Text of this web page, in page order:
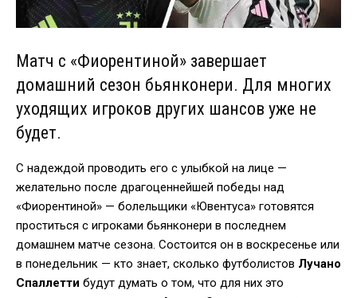
Матч с «Фиорентиной» завершает
домашний сезон бьянконери. Для многих
уходящих игроков других шансов уже не
будет.
С надеждой проводить его с улыбкой на лице —
желательно после драгоценнейшей победы над
«Фиорентиной» — болельщики «Ювентуса» готовятся
проститься с игроками бьянконери в последнем
домашнем матче сезона. Состоится он в воскресенье или
в понедельник — кто знает, сколько футболистов Лучано
Спаллетти будут думать о том, что для них это